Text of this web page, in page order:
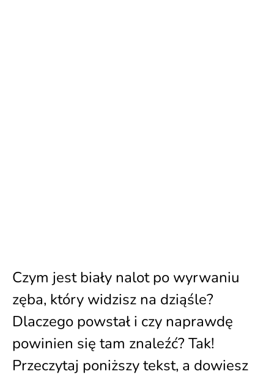
Czym jest biały nalot po wyrwaniu
zęba, który widzisz na dziąśle?
Dlaczego powstał i czy naprawdę
powinien się tam znaleźć? Tak!
Przeczytaj poniższy tekst, a dowiesz